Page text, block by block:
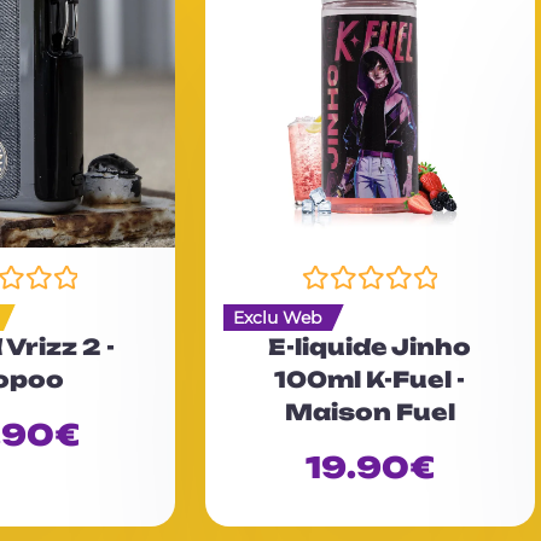
2 -
€
N
o
t
e
0
u
Exclu Web
E-liquide Jinho
100ml K-Fuel -
Maison Fuel
19.90€